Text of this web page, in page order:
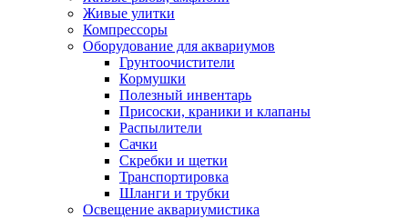
Живые улитки
Компрессоры
Оборудование для аквариумов
Грунтоочистители
Кормушки
Полезный инвентарь
Присоски, краники и клапаны
Распылители
Сачки
Скребки и щетки
Транспортировка
Шланги и трубки
Освещение аквариумистика